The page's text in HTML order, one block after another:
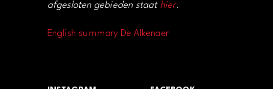
afgesloten gebieden staat hier.
English summary De Alkenaer